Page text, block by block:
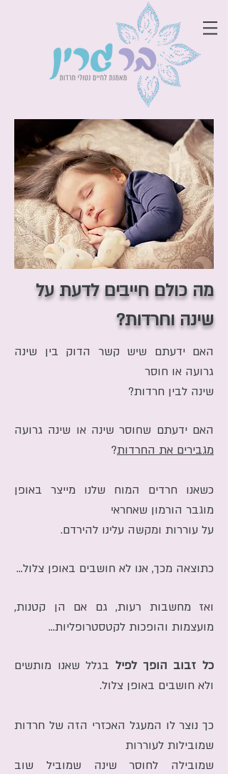
מה כולם חייבים לדעת על
שינה וחרדות?
האם ידעתם שיש קשר הדוק בין שינה
גרועה או חוסר
שינה לבין חרדות?
האם ידעתם שחוסר שינה או שינה גרועה
מגבירים את החרדות?
כשאנו חרדים המוח שלנו מייצר באופן
מוגבר הורמון שאחראי
על עוררות ומקשה עלינו להירדם.
כתוצאה מכך, אנו לא חושבים באופן צלול...
ואז מחשבות רעות, גם אם הן קטנות,
מועצמות והופכות לקטסטרופליות...
כל זבוב הופך לפיל בגלל שאנו מותשים
ולא חושבים באופן צלול.
כך נוצר לו המעגל האכזרי הזה של חרדות
שמובילות לעוררות
שמובילה לחוסר שינה שמוביל שוב